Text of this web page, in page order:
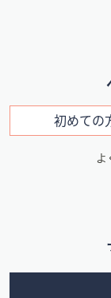
ン
ン
初めての
よ